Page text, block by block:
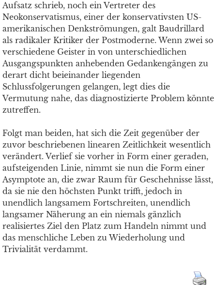
Aufsatz schrieb, noch ein Vertreter des
Neokonservatismus, einer der konservativsten US-
amerikanischen Denkströmungen, galt Baudrillard
als radikaler Kritiker der Postmoderne. Wenn zwei so
verschiedene Geister in von unterschiedlichen
Ausgangspunkten anhebenden Gedankengängen zu
derart dicht beieinander liegenden
Schlussfolgerungen gelangen, legt dies die
Vermutung nahe, das diagnostizierte Problem könnte
zutreffen.
Folgt man beiden, hat sich die Zeit gegenüber der
zuvor beschriebenen linearen Zeitlichkeit wesentlich
verändert. Verlief sie vorher in Form einer geraden,
aufsteigenden Linie, nimmt sie nun die Form einer
Asymptote an, die zwar Raum für Geschehnisse lässt,
da sie nie den höchsten Punkt trifft, jedoch in
unendlich langsamem Fortschreiten, unendlich
langsamer Näherung an ein niemals gänzlich
realisiertes Ziel den Platz zum Handeln nimmt und
das menschliche Leben zu Wiederholung und
Trivialität verdammt.